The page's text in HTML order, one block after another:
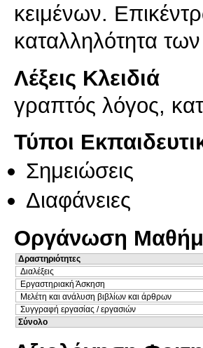
κειμένων.
καταλληλότητα
Λέξεις Κλειδιά
γραπτός λόγος,
Τύποι
Σημειώσεις
Διαφάνειες
Οργάνωση
Δραστηριότητες
Διαλέξεις
Εργαστηριακή Άσκηση
Μελέτη και ανάλυση βιβλίων και άρθρων
Συγγραφή εργασίας / εργασιών
Σύνολο